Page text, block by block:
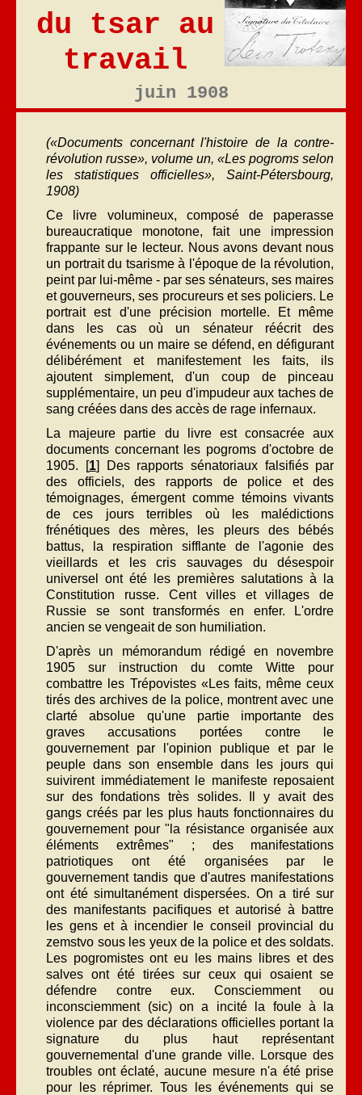
du tsar au
travail
juin 1908
(«Documents concernant l'histoire de la contre-
révolution russe», volume un, «Les pogroms selon
les statistiques officielles», Saint-Pétersbourg,
1908)
Ce livre volumineux, composé de paperasse
bureaucratique monotone, fait une impression
frappante sur le lecteur. Nous avons devant nous
un portrait du tsarisme à l'époque de la révolution,
peint par lui-même - par ses sénateurs, ses maires
et gouverneurs, ses procureurs et ses policiers. Le
portrait est d'une précision mortelle. Et même
dans les cas où un sénateur réécrit des
événements ou un maire se défend, en défigurant
délibérément et manifestement les faits, ils
ajoutent simplement, d'un coup de pinceau
supplémentaire, un peu d'impudeur aux taches de
sang créées dans des accès de rage infernaux.
La majeure partie du livre est consacrée aux
documents concernant les pogroms d'octobre de
1905. [1] Des rapports sénatoriaux falsifiés par
des officiels, des rapports de police et des
témoignages, émergent comme témoins vivants
de ces jours terribles où les malédictions
frénétiques des mères, les pleurs des bébés
battus, la respiration sifflante de l'agonie des
vieillards et les cris sauvages du désespoir
universel ont été les premières salutations à la
Constitution russe. Cent villes et villages de
Russie se sont transformés en enfer. L'ordre
ancien se vengeait de son humiliation.
D'après un mémorandum rédigé en novembre
1905 sur instruction du comte Witte pour
combattre les Trépovistes «Les faits, même ceux
tirés des archives de la police, montrent avec une
clarté absolue qu'une partie importante des
graves accusations portées contre le
gouvernement par l'opinion publique et par le
peuple dans son ensemble dans les jours qui
suivirent immédiatement le manifeste reposaient
sur des fondations très solides. Il y avait des
gangs créés par les plus hauts fonctionnaires du
gouvernement pour "la résistance organisée aux
éléments extrêmes" ; des manifestations
patriotiques ont été organisées par le
gouvernement tandis que d'autres manifestations
ont été simultanément dispersées. On a tiré sur
des manifestants pacifiques et autorisé à battre
les gens et à incendier le conseil provincial du
zemstvo sous les yeux de la police et des soldats.
Les pogromistes ont eu les mains libres et des
salves ont été tirées sur ceux qui osaient se
défendre contre eux. Consciemment ou
inconsciemment (sic) on a incité la foule à la
violence par des déclarations officielles portant la
signature du plus haut représentant
gouvernemental d'une grande ville. Lorsque des
troubles ont éclaté, aucune mesure n'a été prise
pour les réprimer. Tous les événements qui se